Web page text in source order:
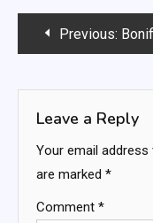
PostPrevious: Bonificaciones de Tarjetas de Regalo de Robux: Artículos únicos, Mejoras de personajes,
Leave a Reply
Your email address
are marked *
Comment *